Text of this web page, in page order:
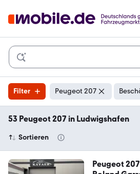
Filter Peugeot 207
53 Peugeot 207 in Ludwigshafen
Sortieren
Peugeot